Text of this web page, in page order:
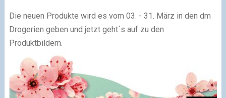
Die neuen Produkte wird es vom 03. - 31. März in den dm
Drogerien geben und jetzt geht´s auf zu den
Produktbildern.